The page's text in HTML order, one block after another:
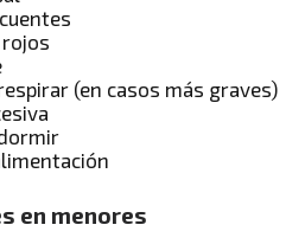
(en casos más graves)
en menores